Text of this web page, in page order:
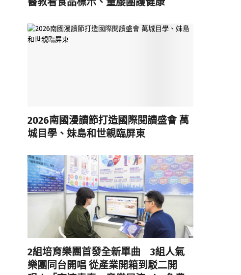
2026南國漫讀節打造國際閱讀盛會 萬
城目學、妹島和世親臨屏東
2組培育樂團首發全新單曲 3組人氣
樂團同台開唱 從產業開箱到駁二開